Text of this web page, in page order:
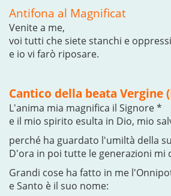
Antifona al Magnificat
Venite a me,
voi tutti che siete stanchi e
e io vi farò riposare.
Cantico della beata Vergine
L'anima mia magnifica il Signore *
e il mio spirito esulta in Dio, mio
perché ha guardato l'umiltà della
D'ora in poi tutte le generazioni mi
Grandi cose ha fatto in me
e Santo è il suo nome: